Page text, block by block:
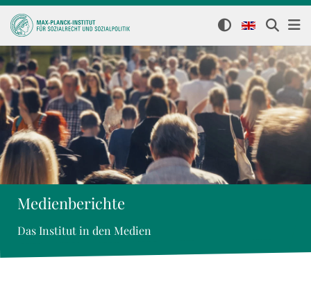
Medienberichte
Das Institut in den Medien